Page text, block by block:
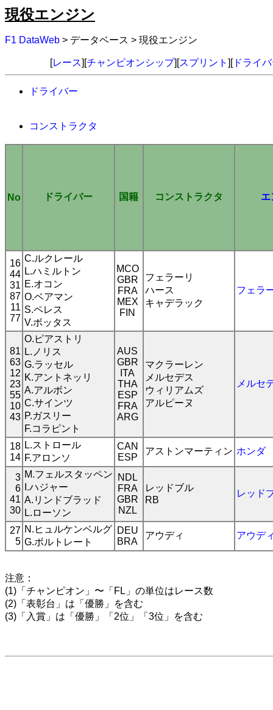
現役エンジン
F1 DataWeb > データベース > 現役エンジン
[レース][チャンピオンシップ][スプリント ][ドライ
ドライバー
コンストラクタ
No ドライバー 国籍 コンストラクタ エ
16
44
31
87
11
77
C.ルクレール
L.ハミルトン
E.オコン
O.ベアマン
S.ペレス
V.ボッタス
MCO
GBR
FRA
MEX
FIN
フェラーリ
ハース
キャデラック
フェラ
81
63
12
23
55
10
43
O.ピアストリ
L.ノリス
G.ラッセル
K.アントネッリ
A.アルボン
C.サインツ
P.ガスリー
F.コラピント
AUS
GBR
ITA
THA
ESP
FRA
ARG
マクラーレン
メルセデス
ウィリアムズ
アルピーヌ
メルセ
18
14
L.ストロール
F.アロンソ
CAN
ESP
アストンマーティン ホンダ
3
6
41
30
M.フェルスタッペン
I.ハジャー
A.リンドブラッド
L.ローソン
NDL
FRA
GBR
NZL
レッドブル
RB
レッド
27
5
N.ヒュルケンベルグ
G.ボルトレート
DEU
BRA
アウディ アウデ
注意：
(1)「チャンピオン」〜「FL」の単位はレース数
(2)「表彰台」は「優勝」を含む
(3)「入賞」は「優勝」「2位」「3位」を含む